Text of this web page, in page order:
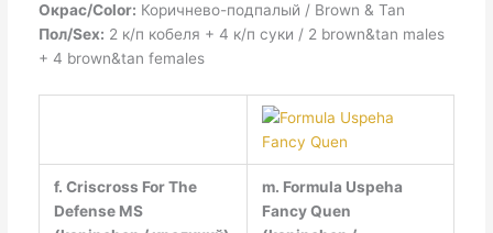
Окрас/Color: Коричнево-подпалый / Brown & Tan
Пол/Sex: 2 к/п кобеля + 4 к/п суки / 2 brown&tan males
+ 4 brown&tan females
f. Criscross For The
Defense MS
m. Formula Uspeha
Fancy Quen